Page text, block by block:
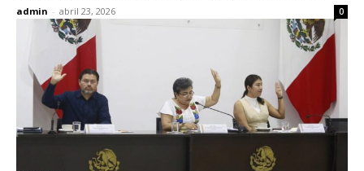
admin - abril 23, 2026 0